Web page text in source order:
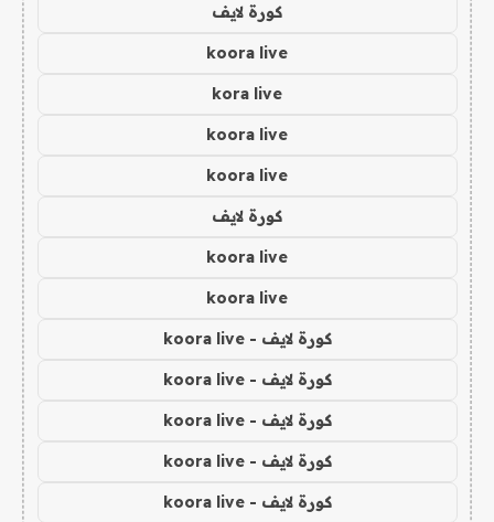
كورة لايف
koora live
kora live
koora live
koora live
كورة لايف
koora live
koora live
كورة لايف - koora live
كورة لايف - koora live
كورة لايف - koora live
كورة لايف - koora live
كورة لايف - koora live